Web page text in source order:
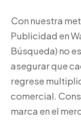
Con nuestra
Publicidad en
Búsqueda) no
asegurar que
regrese
comercial.
marca en el